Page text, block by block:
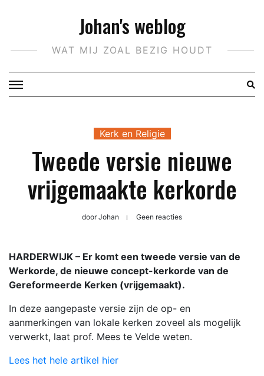
Johan's weblog
WAT MIJ ZOAL BEZIG HOUDT
Kerk en Religie
Tweede versie nieuwe
vrijgemaakte kerkorde
doorJohan Geen reacties
HARDERWIJK – Er komt een tweede versie van de
Werkorde, de nieuwe concept-kerkorde van de
Gereformeerde Kerken (vrijgemaakt).
In deze aangepaste versie zijn de op- en
aanmerkingen van lokale kerken zoveel als mogelijk
verwerkt, laat prof. Mees te Velde weten.
Lees het hele artikel hier